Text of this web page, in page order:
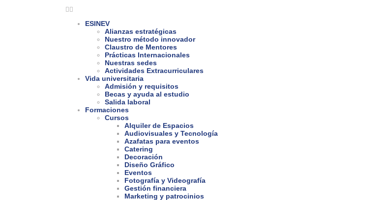
ESINEV
Alianzas estratégicas
Nuestro método innovador
Claustro de Mentores
Prácticas Internacionales
Nuestras sedes
Actividades Extracurriculares
Vida universitaria
Admisión y requisitos
Becas y ayuda al estudio
Salida laboral
Formaciones
Cursos
Alquiler de Espacios
Audiovisuales y Tecnología
Azafatas para eventos
Catering
Decoración
Diseño Gráfico
Eventos
Fotografía y Videografía
Gestión financiera
Marketing y patrocinios